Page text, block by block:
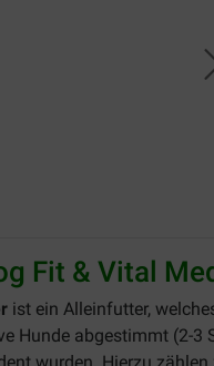
Fit & Vital
ist ein Alleinfutter,
Hunde abgestimmt (2-